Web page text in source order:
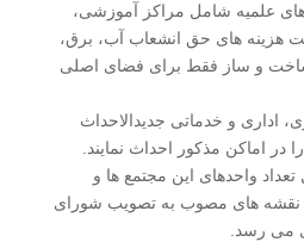
علمیه شامل مراکز آموزشی،
هزینه های حق انشعاب آب، برق،
و ساز فقط برای فضای اصلی
اداری و خدماتی جدیدالاحداث
در اماکن مذکور احداث نمایند.
واحدهای این مجتمع ها و
نقشه های مصوب به تصویب شورای
می رسد.